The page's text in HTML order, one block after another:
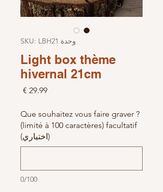
وحدة SKU: LBH21
Light box thème
hivernal 21cm
السعر
Que souhaitez vous faire graver ?
(limité à 100 caractères) facultatif
(اختياري)
0/100